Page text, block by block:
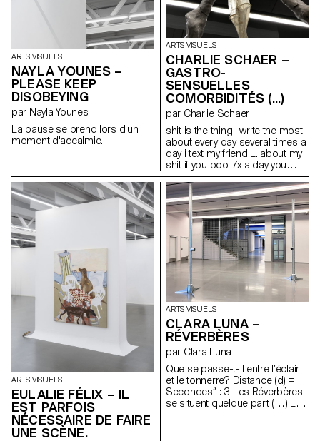
ARTS VISUELS
NAYLA YOUNES –
PLEASE KEEP
DISOBEYING
par Nayla Younes
La pause se prend lors d'un
moment d'accalmie.
ARTS VISUELS
CHARLIE SCHAER –
GASTRO-
SENSUELLES
COMORBIDITÉS (...)
par Charlie Schaer
shit is the thing i write the most
about every day several times a
day i text my friend L. about my
shit if you poo 7x a day you
have to share it love & shit
mariage & inflammation
infection & affection my gastro-
sensual form of life is all that i
have like a lovebug (…) Cette
sculpture est accompagnée
d’un long poème comprenant
des extraits de « Life Without Air
» de Daisy Lafarge, « But Did
You Die ? » de Precious
Okoyomon, « Ariel » de Sylvia
Plath et « Dawn » d’Octavia
Butler. La pièce a été inspirée
par la forme de cloche de « The
Bell Jar »(S. Plath) et les effets
de dépression par aspiration
permettant des avortements «
diy ». Elle est composée de
céramique mouillée de
testostérone, aluminium,
préservatifs, digues dentaires,
ARTS VISUELS
EULALIE FÉLIX – IL
EST PARFOIS
NÉCESSAIRE DE FAIRE
UNE SCÈNE.
ARTS VISUELS
CLARA LUNA –
RÉVERBÈRES
par Clara Luna
Que se passe-t-il entre l’éclair
et le tonnerre? Distance (d) =
Secondes’’ : 3 Les Réverbères
se situent quelque part (…) La